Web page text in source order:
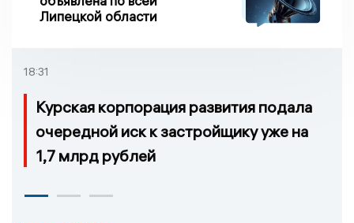
Липецкой области
18:31
Курская корпорация развития подала
очередной иск к застройщику уже на
1,7 млрд рублей